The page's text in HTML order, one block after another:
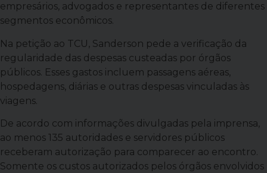
empresários, advogados e representantes de diferentes
segmentos econômicos.
Na petição ao TCU, Sanderson pede a verificação da
regularidade das despesas custeadas por órgãos
públicos. Esses gastos incluem passagens aéreas,
hospedagens, diárias e outras despesas vinculadas às
viagens.
De acordo com informações divulgadas pela imprensa,
ao menos 135 autoridades e servidores públicos
receberam autorização para comparecer ao encontro.
Somente os custos autorizados pelos órgãos envolvidos